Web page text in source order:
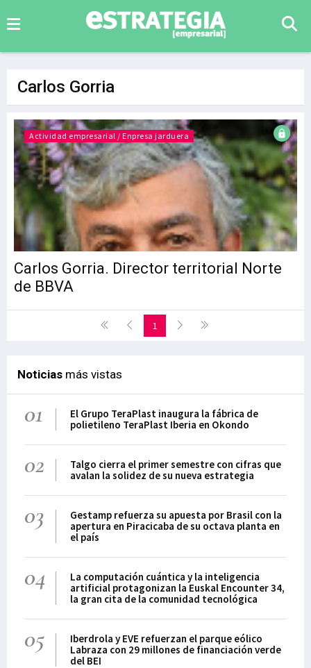
Carlos Gorria
Carlos Gorria. Director territorial Norte
de BBVA
Actividad empresarial / Enpresa jarduera
1
Noticias más vistas
01
El Grupo TeraPlast inaugura la fábrica de
polietileno TeraPlast Iberia en Okondo
02
Talgo cierra el primer semestre con cifras que
avalan la solidez de su nueva estrategia
03
Gestamp refuerza su apuesta por Brasil con la
apertura en Piracicaba de su octava planta en
el país
04
La computación cuántica y la inteligencia
artificial protagonizan la Euskal Encounter 34,
la gran cita de la comunidad tecnológica
05
Iberdrola y EVE refuerzan el parque eólico
Labraza con 29 millones de financiación verde
del BEI